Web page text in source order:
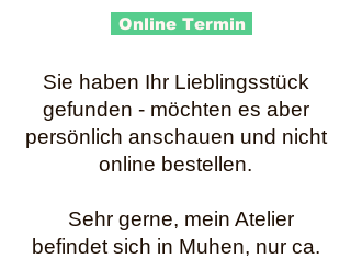
Online Termin
Sie haben Ihr Lieblingsstück
gefunden - möchten es aber
persönlich anschauen und nicht
online bestellen.
Sehr gerne, mein Atelier
befindet sich in Muhen, nur ca.